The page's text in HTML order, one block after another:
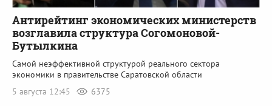
Антирейтинг экономических министерств
возглавила структура Согомоновой-
Бутылкина
Самой неэффективной структурой реального сектора
экономики в правительстве Саратовской области
5 августа 12:45
6375